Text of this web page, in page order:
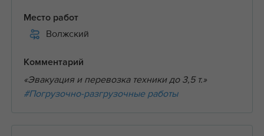
Место работ
Волжский
Комментарий
«Эвакуация и перевозка техники до 3,5 т.»
#Погрузочно-разгрузочные работы